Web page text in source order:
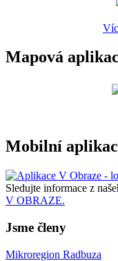
Mapová
Mobilní
Sledujte informace z
V OBRAZE.
Jsme členy
Mikroregion Radbuza